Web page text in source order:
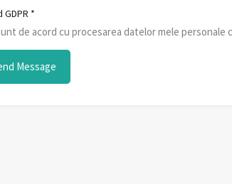
GDPR *
de acord cu procesarea datelor mele